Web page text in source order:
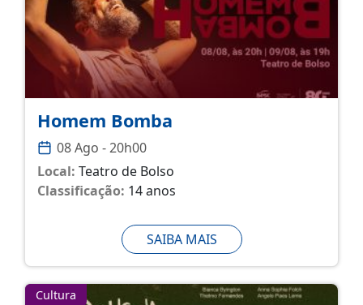
Homem Bomba
08 Ago - 20h00
Local: Teatro de Bolso
Classificação: 14 anos
SAIBA MAIS
Cultura